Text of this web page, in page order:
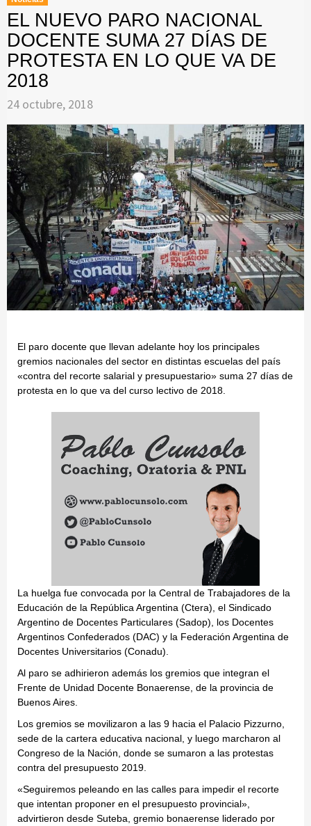
EL NUEVO PARO NACIONAL
DOCENTE SUMA 27 DÍAS DE
PROTESTA EN LO QUE VA DE
2018
24 octubre, 2018
El paro docente que llevan adelante hoy los principales
gremios nacionales del sector en distintas escuelas del país
«contra del recorte salarial y presupuestario» suma 27 días de
protesta en lo que va del curso lectivo de 2018.
La huelga fue convocada por la Central de Trabajadores de la
Educación de la República Argentina (Ctera), el Sindicado
Argentino de Docentes Particulares (Sadop), los Docentes
Argentinos Confederados (DAC) y la Federación Argentina de
Docentes Universitarios (Conadu).
Al paro se adhirieron además los gremios que integran el
Frente de Unidad Docente Bonaerense, de la provincia de
Buenos Aires.
Los gremios se movilizaron a las 9 hacia el Palacio Pizzurno,
sede de la cartera educativa nacional, y luego marcharon al
Congreso de la Nación, donde se sumaron a las protestas
contra del presupuesto 2019.
«Seguiremos peleando en las calles para impedir el recorte
que intentan proponer en el presupuesto provincial»,
advirtieron desde Suteba, gremio bonaerense liderado por